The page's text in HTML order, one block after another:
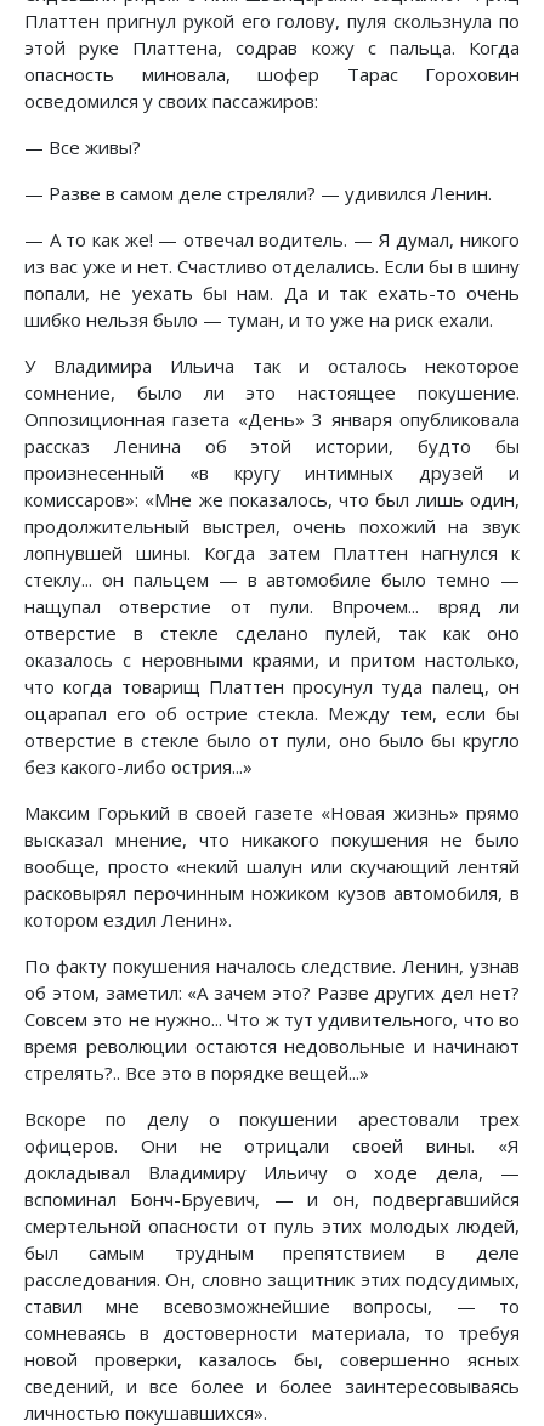
Платтен пригнул рукой его голову, пуля скользнула по
этой руке Платтена, содрав кожу с пальца. Когда
опасность миновала, шофер Тарас Гороховин
осведомился у своих пассажиров:
— Все живы?
— Разве в самом деле стреляли? — удивился Ленин.
— А то как же! — отвечал водитель. — Я думал, никого
из вас уже и нет. Счастливо отделались. Если бы в шину
попали, не уехать бы нам. Да и так ехать-то очень
шибко нельзя было — туман, и то уже на риск ехали.
У Владимира Ильича так и осталось некоторое
сомнение, было ли это настоящее покушение.
Оппозиционная газета «День» 3 января опубликовала
рассказ Ленина об этой истории, будто бы
произнесенный «в кругу интимных друзей и
комиссаров»: «Мне же показалось, что был лишь один,
продолжительный выстрел, очень похожий на звук
лопнувшей шины. Когда затем Платтен нагнулся к
стеклу... он пальцем — в автомобиле было темно —
нащупал отверстие от пули. Впрочем... вряд ли
отверстие в стекле сделано пулей, так как оно
оказалось с неровными краями, и притом настолько,
что когда товарищ Платтен просунул туда палец, он
оцарапал его об острие стекла. Между тем, если бы
отверстие в стекле было от пули, оно было бы кругло
без какого-либо острия...»
Максим Горький в своей газете «Новая жизнь» прямо
высказал мнение, что никакого покушения не было
вообще, просто «некий шалун или скучающий лентяй
расковырял перочинным ножиком кузов автомобиля, в
котором ездил Ленин».
По факту покушения началось следствие. Ленин, узнав
об этом, заметил: «А зачем это? Разве других дел нет?
Совсем это не нужно... Что ж тут удивительного, что во
время революции остаются недовольные и начинают
стрелять?.. Все это в порядке вещей...»
Вскоре по делу о покушении арестовали трех
офицеров. Они не отрицали своей вины. «Я
докладывал Владимиру Ильичу о ходе дела, —
вспоминал Бонч-Бруевич, — и он, подвергавшийся
смертельной опасности от пуль этих молодых людей,
был самым трудным препятствием в деле
расследования. Он, словно защитник этих подсудимых,
ставил мне всевозможнейшие вопросы, — то
сомневаясь в достоверности материала, то требуя
новой проверки, казалось бы, совершенно ясных
сведений, и все более и более заинтересовываясь
личностью покушавшихся».